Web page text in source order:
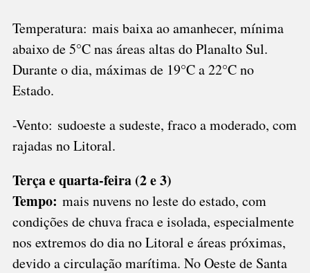
Temperatura: mais baixa ao amanhecer, mínima
abaixo de 5°C nas áreas altas do Planalto Sul.
Durante o dia, máximas de 19°C a 22°C no
Estado.
-Vento: sudoeste a sudeste, fraco a moderado, com
rajadas no Litoral.
Terça e quarta-feira (2 e 3)
Tempo: mais nuvens no leste do estado, com
condições de chuva fraca e isolada, especialmente
nos extremos do dia no Litoral e áreas próximas,
devido a circulação marítima. No Oeste de Santa